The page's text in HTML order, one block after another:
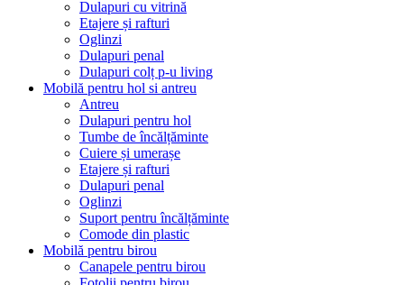
Dulapuri cu vitrină
Etajere și rafturi
Oglinzi
Dulapuri penal
Dulapuri colț p-u living
Mobilă pentru hol si antreu
Antreu
Dulapuri pentru hol
Tumbe de încălțăminte
Cuiere și umerașe
Etajere și rafturi
Dulapuri penal
Oglinzi
Suport pentru încălțăminte
Comode din plastic
Mobilă pentru birou
Canapele pentru birou